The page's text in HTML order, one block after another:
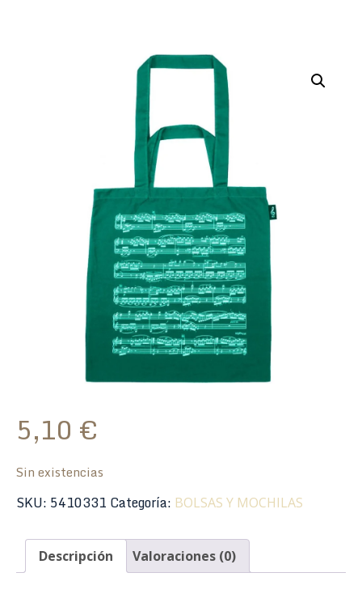
5,10 €
Sin existencias
SKU: 5410331 Categoría: BOLSAS Y MOCHILAS
Descripción Valoraciones (0)